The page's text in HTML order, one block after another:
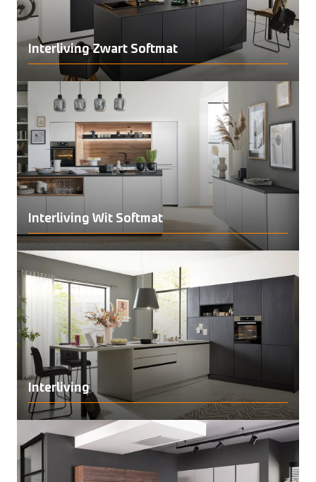
Interliving Zwart Softmat
Interliving Wit Softmat
Interliving